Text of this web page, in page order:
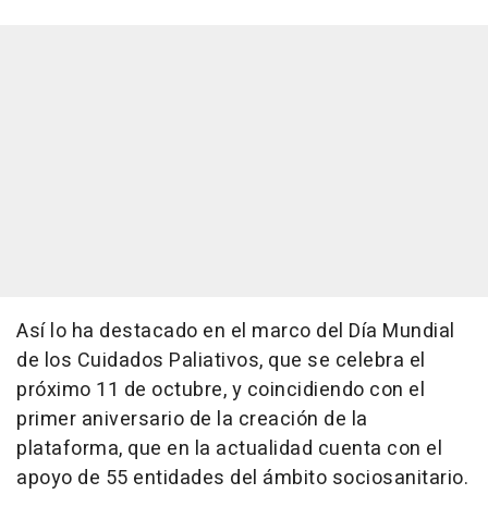
Así lo ha destacado en el marco del Día Mundial
de los Cuidados Paliativos, que se celebra el
próximo 11 de octubre, y coincidiendo con el
primer aniversario de la creación de la
plataforma, que en la actualidad cuenta con el
apoyo de 55 entidades del ámbito sociosanitario.